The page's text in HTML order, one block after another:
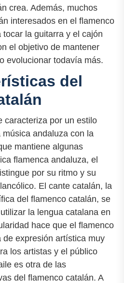
crea. Además, muchos
interesados en el flamenco
la guitarra y el cajón
el objetivo de mantener
evolucionar todavía más.
del
caracteriza por un estilo
andaluza con la
mantiene algunas
flamenca andaluza, el
por su ritmo y su
El cante catalán, la
del flamenco catalán, se
la lengua catalana en
hace que el flamenco
expresión artística muy
los artistas y el público
es otra de las
del flamenco catalán. A